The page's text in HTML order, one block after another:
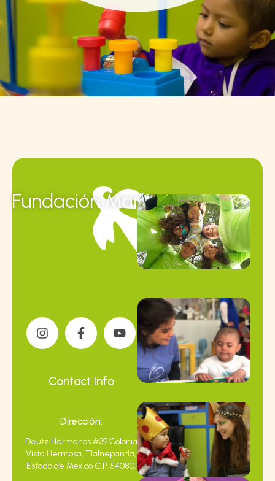
Fundación Mark
Contact Info
Dirección:
Deutz Hermanos #39 Colonia
Vista Hermosa, Tlalnepantla,
Estado de México C.P. 54080.